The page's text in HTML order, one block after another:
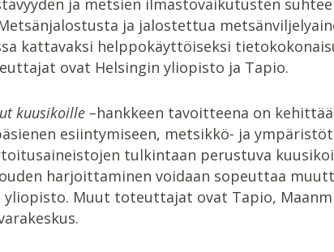
ja metsien ilmastovaikutusten
ja jalostettua
kattavaksi helppokäyttöiseksi
ovat Helsingin yliopisto ja Tapio.
kuusikoille –hankkeen tavoitteena on
esiintymiseen, metsikkö- ja
tulkintaan perustuva
harjoittaminen voidaan sopeuttaa
yliopisto. Muut toteuttajat ovat Tapio,